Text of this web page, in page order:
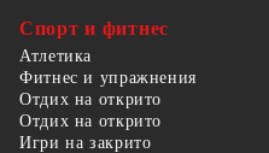
Спорт и фитнес
Атлетика
Фитнес и упражнения
Отдих на открито
Отдих на открито
Игри на закрито